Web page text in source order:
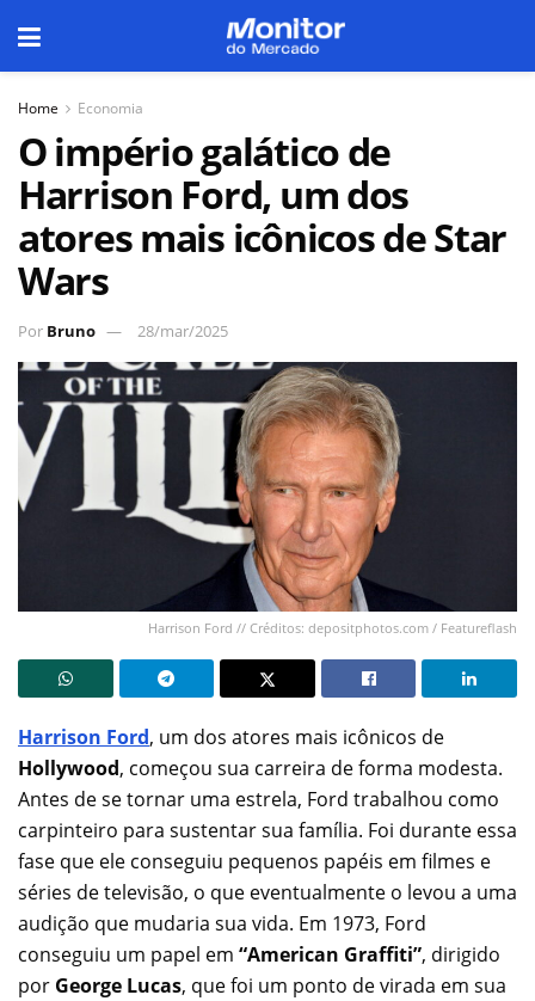
Home Economia
O império galático de
Harrison Ford, um dos
atores mais icônicos de Star
Wars
Por Bruno 28/mar/2025
Harrison Ford // Créditos: depositphotos.com / Featureflash
Harrison Ford, um dos atores mais icônicos de
Hollywood, começou sua carreira de forma modesta.
Antes de se tornar uma estrela, Ford trabalhou como
carpinteiro para sustentar sua família. Foi durante essa
fase que ele conseguiu pequenos papéis em filmes e
séries de televisão, o que eventualmente o levou a uma
audição que mudaria sua vida. Em 1973, Ford
conseguiu um papel em “American Graffiti”, dirigido
por George Lucas, que foi um ponto de virada em sua